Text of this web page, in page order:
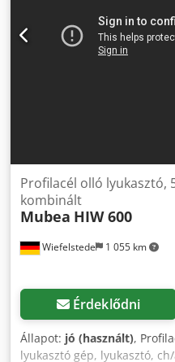
Wiefelstede 1 055 km
Profilacél olló lyukasztó,
kombinált
Mubea HIW 600
Érdeklődni
Állapot: jó (használt),
lyukasztó gép, lyukasztó,